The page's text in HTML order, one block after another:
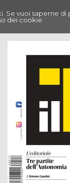
vuoi saperne
dei cookie